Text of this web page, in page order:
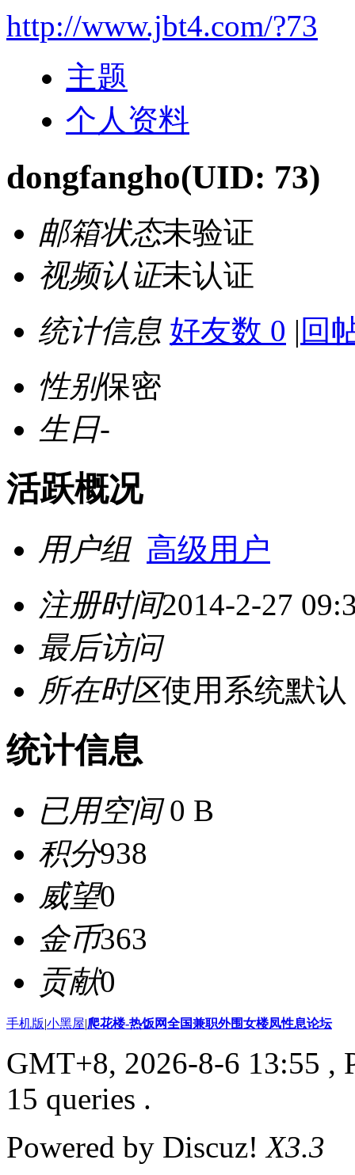
http://www.jbt4.com/?73
主题
个人资料
dongfangho(UID: 73)
邮箱状态未验证
视频认证未认证
统计信息 好友数 0 | 回
性别保密
生日-
活跃概况
用户组 高级用户
注册时间2014-2-27
最后访问
所在时区使用系统默认
统计信息
已用空间0 B
积分938
威望0
金币363
贡献0
手机版|小黑屋|爬花楼-热饭网全国兼职外围女楼凤性息论坛
GMT+8, 2026-8-6 13:55 ,
15 queries .
Powered by Discuz!X3.3